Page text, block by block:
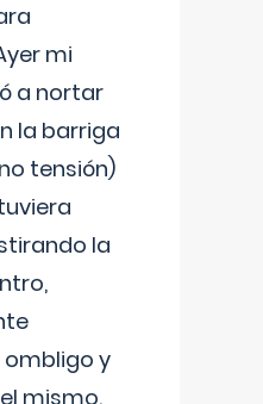
mi
a nortar
la barriga
tensión)
la
y
mismo.